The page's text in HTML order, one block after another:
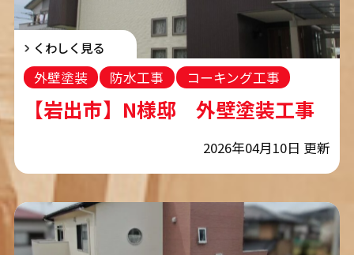
くわしく見る
【岩出市】N様邸 外壁塗装工事
2026年04月10日 更新
外壁塗装 防水工事 コーキング工事